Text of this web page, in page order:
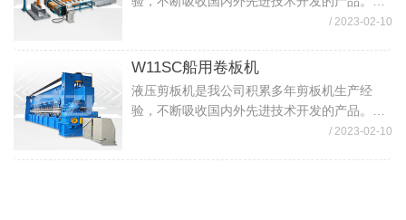
机的液压系统和电气系统设计先进、简洁实
集装箱制造、开关电器及轻工等行业, 可用于
/ 2023-02-10
W11SC船用卷板机
液压剪板机是我公司积累多年剪板机生产经
验，不断吸收国内外先进技术开发的产品。该
机的液压系统和电气系统设计先进、简洁实
/ 2023-02-10